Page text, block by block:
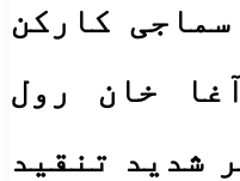
کارکن
خان رول
شدید تنقید